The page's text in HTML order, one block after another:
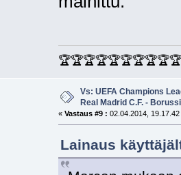
Vs: UEFA Champions
Real Madrid C.F. -
« Vastaus #9 : 02.04.2014, 19.17.42
Lainaus